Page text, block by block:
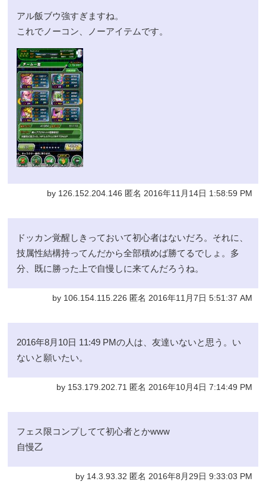
アル飯ブウ強すぎますね。
これでノーコン、ノーアイテムです。
by 126.152.204.146 匿名 2016年11月14日 1:58:59 PM
ドッカン覚醒しきっておいて初心者はないだろ。それに、
技属性結構持ってんだから全部積めば勝てるでしょ。多
分、既に勝った上で自慢しに来てんだろうね。
by 106.154.115.226 匿名 2016年11月7日 5:51:37 AM
2016年8月10日 11:49 PMの人は、友達いないと思う。い
ないと願いたい。
by 153.179.202.71 匿名 2016年10月4日 7:14:49 PM
フェス限コンプしてて初心者とかwww
自慢乙
by 14.3.93.32 匿名 2016年8月29日 9:33:03 PM